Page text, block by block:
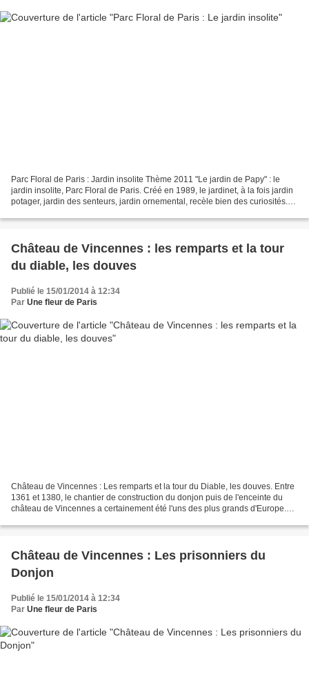
Parc Floral de Paris : Jardin insolite Thème 2011 "Le jardin de Papy" : le
jardin insolite, Parc Floral de Paris. Créé en 1989, le jardinet, à la fois jardin
potager, jardin des senteurs, jardin ornemental, recèle bien des curiosités.
Château de Vincennes : les remparts et la tour
du diable, les douves
Publié le 15/01/2014 à 12:34
Par Une fleur de Paris
Château de Vincennes : Les remparts et la tour du Diable, les douves. Entre
1361 et 1380, le chantier de construction du donjon puis de l'enceinte du
château de Vincennes a certainement été l'uns des plus grands d'Europe.
Château de Vincennes : Les prisonniers du
Donjon
Publié le 15/01/2014 à 12:34
Par Une fleur de Paris